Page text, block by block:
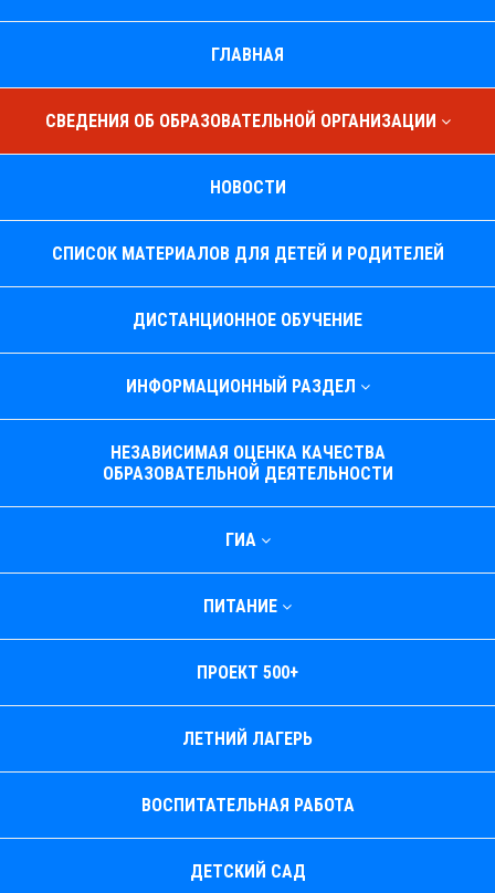
ГЛАВНАЯ
СВЕДЕНИЯ ОБ ОБРАЗОВАТЕЛЬНОЙ ОРГАНИЗАЦИИ
НОВОСТИ
СПИСОК МАТЕРИАЛОВ ДЛЯ ДЕТЕЙ И РОДИТЕЛЕЙ
ДИСТАНЦИОННОЕ ОБУЧЕНИЕ
ИНФОРМАЦИОННЫЙ РАЗДЕЛ
НЕЗАВИСИМАЯ ОЦЕНКА КАЧЕСТВА
ОБРАЗОВАТЕЛЬНОЙ ДЕЯТЕЛЬНОСТИ
ГИА
ПИТАНИЕ
ПРОЕКТ 500+
ЛЕТНИЙ ЛАГЕРЬ
ВОСПИТАТЕЛЬНАЯ РАБОТА
ДЕТСКИЙ САД